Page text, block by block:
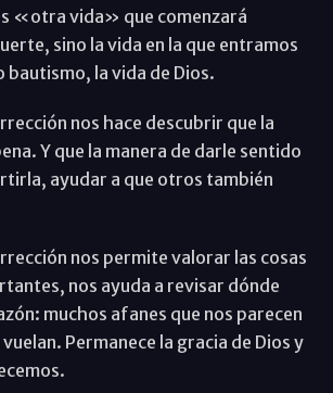
«otra vida» que comenzará
sino la vida en la que entramos
bautismo, la vida de Dios.
nos hace descubrir que la
Y que la manera de darle sentido
ayudar a que otros también
nos permite valorar las cosas
nos ayuda a revisar dónde
muchos afanes que nos parecen
Permanece la gracia de Dios y